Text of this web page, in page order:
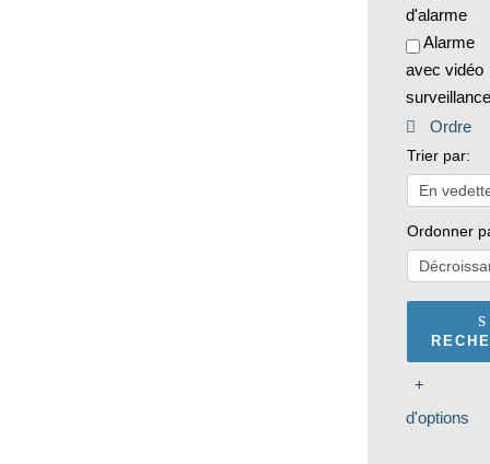
d'alarme
Alarme
avec vidéo
surveillance
Ordre
Trier par:
Ordonner
+
d'options